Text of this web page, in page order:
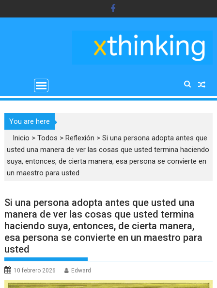
al
You are here
Inicio >Todos >Reflexión >Si una persona adopta antes que
usted una manera de ver las cosas que usted termina haciendo
suya, entonces, de cierta manera, esa persona se convierte en
un maestro para usted
Si una persona adopta antes que usted una
manera de ver las cosas que usted termina
haciendo suya, entonces, de cierta manera,
esa persona se convierte en un maestro para
usted
10 febrero 2026 Edward